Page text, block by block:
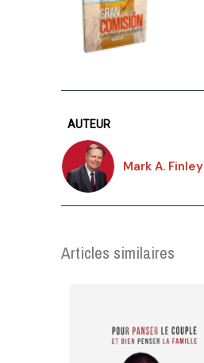
AUTEUR
Mark A. Finley
Articles similaires